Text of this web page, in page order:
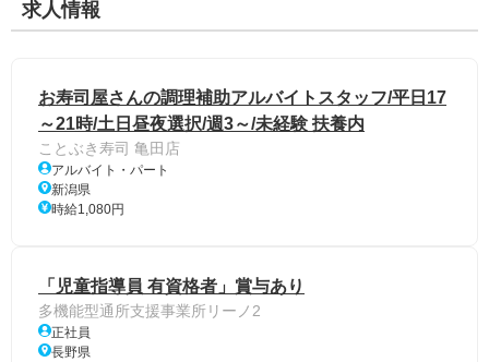
求人情報
お寿司屋さんの調理補助アルバイトスタッフ/平日17
～21時/土日昼夜選択/週3～/未経験 扶養内
ことぶき寿司 亀田店
アルバイト・パート
新潟県
時給1,080円
「児童指導員 有資格者」賞与あり
多機能型通所支援事業所リーノ2
正社員
長野県